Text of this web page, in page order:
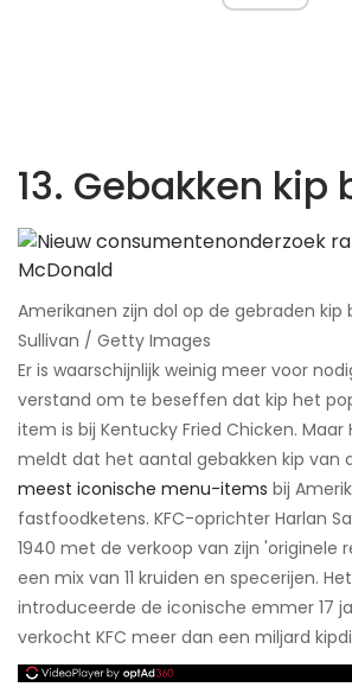
13. Gebakken kip
Amerikanen zijn dol op de gebraden kip
Sullivan / Getty Images
Er is waarschijnlijk weinig meer voor
verstand om te beseffen dat kip het
item is bij Kentucky Fried Chicken. Maar
meldt dat het aantal gebakken kip van
meest iconische menu-items bij
fastfoodketens. KFC-oprichter Harlan
1940 met de verkoop van zijn 'originele
een mix van 11 kruiden en specerijen.
introduceerde de iconische emmer 17
verkocht KFC meer dan een miljard